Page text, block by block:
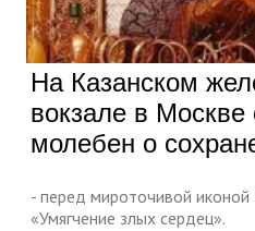
На Казанском
вокзале в Москве
молебен о
- перед мироточивой
«Умягчение злых сердец».